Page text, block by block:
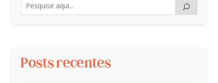
Posts recentes